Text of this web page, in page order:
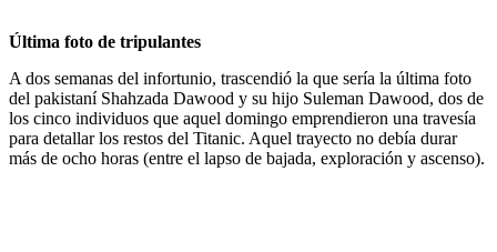
Última foto de tripulantes
A dos semanas del infortunio, trascendió la que sería la última foto
del pakistaní Shahzada Dawood y su hijo Suleman Dawood, dos de
los cinco individuos que aquel domingo emprendieron una travesía
para detallar los restos del Titanic. Aquel trayecto no debía durar
más de ocho horas (entre el lapso de bajada, exploración y ascenso).